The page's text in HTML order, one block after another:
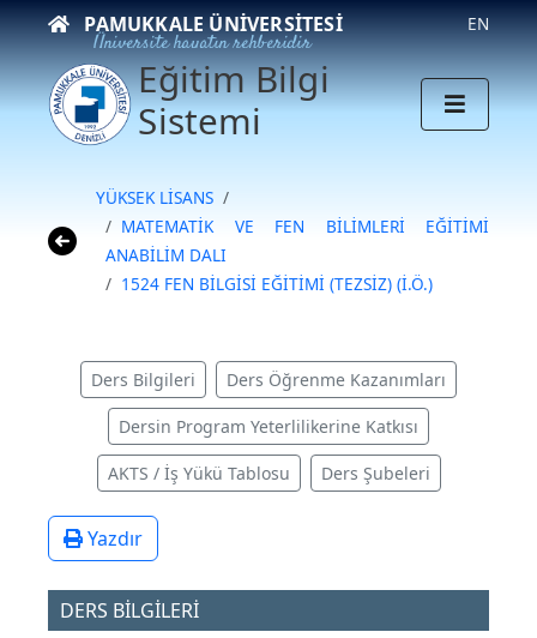
PAMUKKALE ÜNIVERSITESI
Üniversite hayatın rehberidir
EN
Eğitim Bilgi
Sistemi
YÜKSEK LİSANS
MATEMATİK VE FEN BİLİMLERİ EĞİTİMİ
ANABİLİM DALI
1524 FEN BİLGİSİ EĞİTİMİ (TEZSİZ) (İ.Ö.)
Ders Bilgileri Ders Öğrenme Kazanımları
Dersin Program Yeterlilikerine Katkısı
AKTS / İş Yükü Tablosu Ders Şubeleri
Yazdır
DERS BİLGİLERİ